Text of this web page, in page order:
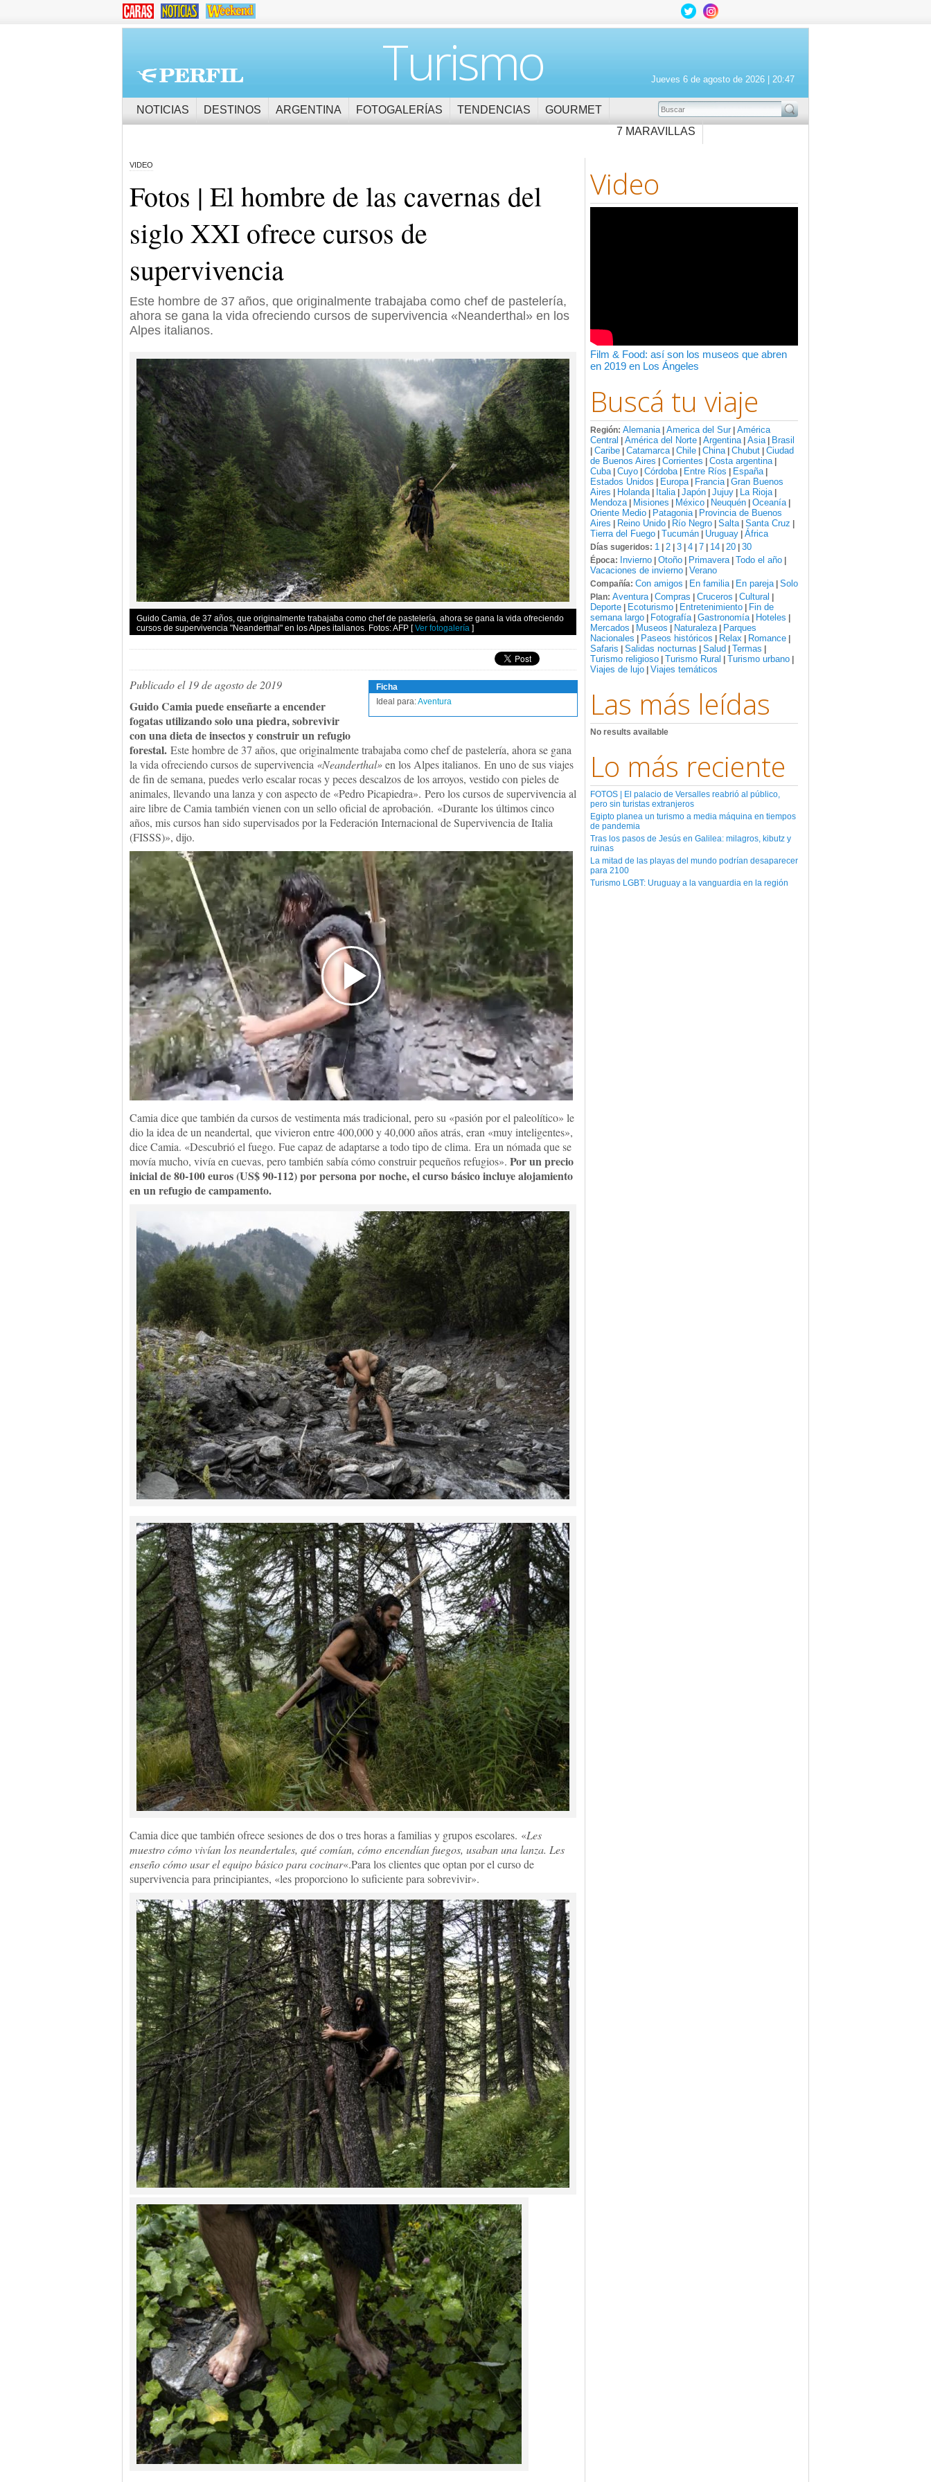
Jueves 6 de agosto de 2026 | 20:47
Turismo
BUSCAR
NOTICIAS DESTINOS ARGENTINA FOTOGALERÍAS TENDENCIAS
GOURMET
7 MARAVILLAS
Video
Film & Food: así son los museos que abren
en 2019 en Los Ángeles
Buscá tu viaje
Región: Alemania| America del Sur| América
Central
América del Norte Argentina| Asia| Brasil
Caribe Catamarca| Chile China| Chubut Ciudad
de Buenos Aires
Corrientes Costa argentina|
Cuba| Cuyo Córdoba| Entre Ríos España|
Estados Unidos Europa| Francia| Gran Buenos
Aires
Holanda| Italia| Japón Jujuy La Rioja|
Mendoza| Misiones México Neuquén Oceanía|
Oriente Medio Patagonia|
Provincia de Buenos
Aires
Reino Unido Río Negro Salta| Santa Cruz
Tierra del Fuego Tucumán Uruguay África
Días sugeridos: 1 2 3 4 7 14 20 30
Época: Invierno Otoño Primavera| Todo el año
Vacaciones de invierno Verano
Compañía: Con amigos En familia| En pareja| Solo
Plan: Aventura| Compras Cruceros Cultural
Deporte Ecoturismo Entretenimiento
Fin de
semana largo
Fotografía| Gastronomía| Hoteles
Mercados Museos Naturaleza|
Parques
Nacionales
Paseos históricos Relax Romance
Safaris Salidas nocturnas Salud Termas
Turismo religioso Turismo Rural Turismo urbano
Viajes de lujo Viajes temáticos
Las más leídas
No results available
Lo más reciente
FOTOS | El palacio de Versalles reabrió al público,
pero sin turistas extranjeros
Egipto planea un turismo a media máquina en tiempos
de pandemia
Tras los pasos de Jesús en Galilea: milagros, kibutz y
ruinas
La mitad de las playas del mundo podrían desaparecer
para 2100
Turismo LGBT: Uruguay a la vanguardia en la región
VIDEO
Fotos | El hombre de las cavernas del
siglo XXI ofrece cursos de
supervivencia
Este hombre de 37 años, que originalmente trabajaba como chef de pastelería,
ahora se gana la vida ofreciendo cursos de supervivencia «Neanderthal» en los
Alpes italianos.
Guido Camia, de 37 años, que originalmente trabajaba como chef de pastelería, ahora se gana la vida ofreciendo
cursos de supervivencia "Neanderthal" en los Alpes italianos. Fotos: AFP [Ver fotogalería ]
Ficha
Ideal para:Aventura
Publicado el 19 de agosto de 2019
Guido Camia puede enseñarte a encender
fogatas utilizando solo una piedra, sobrevivir
con una dieta de insectos y construir un refugio
forestal. Este hombre de 37 años, que originalmente trabajaba como chef de pastelería, ahora se gana
la vida ofreciendo cursos de supervivencia «Neanderthal»en los Alpes italianos. En uno de sus viajes
de fin de semana, puedes verlo escalar rocas y peces descalzos de los arroyos, vestido con pieles de
animales, llevando una lanza y con aspecto de «Pedro Picapiedra». Pero los cursos de supervivencia al
aire libre de Camia también vienen con un sello oficial de aprobación. «Durante los últimos cinco
años, mis cursos han sido supervisados ​​por la Federación Internacional de Supervivencia de Italia
(FISSS)», dijo.
Camia dice que también da cursos de vestimenta más tradicional, pero su «pasión por el paleolítico» le
dio la idea de un neandertal, que vivieron entre 400,000 y 40,000 años atrás, eran «muy inteligentes»,
dice Camia. «Descubrió el fuego. Fue capaz de adaptarse a todo tipo de clima. Era un nómada que se
movía mucho, vivía en cuevas, pero también sabía cómo construir pequeños refugios». Por un precio
inicial de 80-100 euros (US$ 90-112) por persona por noche, el curso básico incluye alojamiento
en un refugio de campamento.
Camia dice que también ofrece sesiones de dos o tres horas a familias y grupos escolares. «Les
muestro cómo vivían los neandertales, qué comían, cómo encendían fuegos, usaban una lanza. Les
enseño cómo usar el equipo básico para cocinar«.Para los clientes que optan por el curso de
supervivencia para principiantes, «les proporciono lo suficiente para sobrevivir».